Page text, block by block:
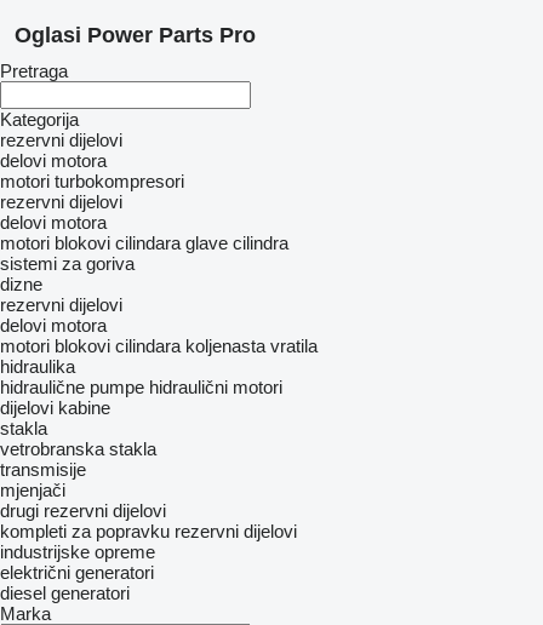
Oglasi Power Parts Pro
Pretraga
Kategorija
rezervni dijelovi
delovi motora
motori turbokompresori
rezervni dijelovi
delovi motora
motori blokovi cilindara glave cilindra
sistemi za goriva
dizne
rezervni dijelovi
delovi motora
motori blokovi cilindara koljenasta vratila
hidraulika
hidraulične pumpe hidraulični motori
dijelovi kabine
stakla
vetrobranska stakla
transmisije
mjenjači
drugi rezervni dijelovi
kompleti za popravku rezervni dijelovi
industrijske opreme
električni generatori
diesel generatori
Marka